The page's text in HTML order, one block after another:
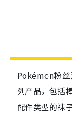
Pokémon粉
列产品，包括
配件类型的袜